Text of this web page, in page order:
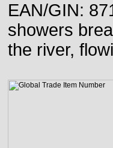
EAN/GIN:
showers
the river,